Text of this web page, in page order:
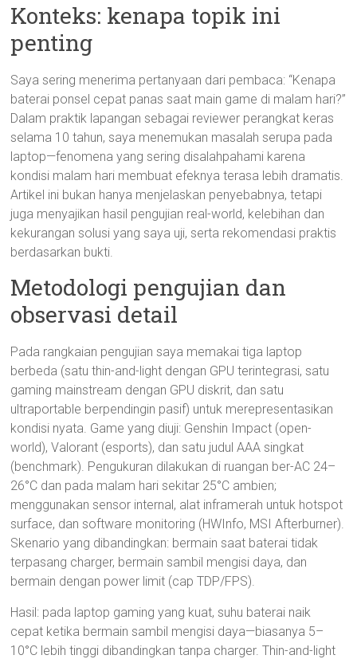
Konteks: kenapa topik ini
penting
Saya sering menerima pertanyaan dari pembaca: “Kenapa
baterai ponsel cepat panas saat main game di malam hari?”
Dalam praktik lapangan sebagai reviewer perangkat keras
selama 10 tahun, saya menemukan masalah serupa pada
laptop—fenomena yang sering disalahpahami karena
kondisi malam hari membuat efeknya terasa lebih dramatis.
Artikel ini bukan hanya menjelaskan penyebabnya, tetapi
juga menyajikan hasil pengujian real-world, kelebihan dan
kekurangan solusi yang saya uji, serta rekomendasi praktis
berdasarkan bukti.
Metodologi pengujian dan
observasi detail
Pada rangkaian pengujian saya memakai tiga laptop
berbeda (satu thin-and-light dengan GPU terintegrasi, satu
gaming mainstream dengan GPU diskrit, dan satu
ultraportable berpendingin pasif) untuk merepresentasikan
kondisi nyata. Game yang diuji: Genshin Impact (open-
world), Valorant (esports), dan satu judul AAA singkat
(benchmark). Pengukuran dilakukan di ruangan ber-AC 24–
26°C dan pada malam hari sekitar 25°C ambien;
menggunakan sensor internal, alat inframerah untuk hotspot
surface, dan software monitoring (HWInfo, MSI Afterburner).
Skenario yang dibandingkan: bermain saat baterai tidak
terpasang charger, bermain sambil mengisi daya, dan
bermain dengan power limit (cap TDP/FPS).
Hasil: pada laptop gaming yang kuat, suhu baterai naik
cepat ketika bermain sambil mengisi daya—biasanya 5–
10°C lebih tinggi dibandingkan tanpa charger. Thin-and-light